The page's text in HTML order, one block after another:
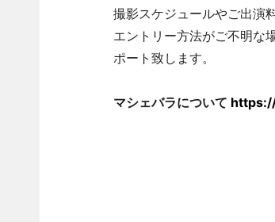
撮影スケジュールやご出演
エントリー方法がご不明な
ポート致します。
マシェバラについて